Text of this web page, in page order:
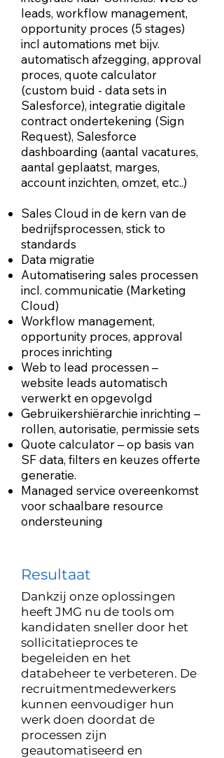
leads, workflow management,
opportunity proces (5 stages)
incl automations met bijv.
automatisch afzegging, approval
proces, quote calculator
(custom buid - data sets in
Salesforce), integratie digitale
contract ondertekening (Sign
Request), Salesforce
dashboarding (aantal vacatures,
aantal geplaatst, marges,
account inzichten, omzet, etc..)
Sales Cloud in de kern van de
bedrijfsprocessen, stick to
standards
Data migratie
Automatisering sales processen
incl. communicatie (Marketing
Cloud)
Workflow management,
opportunity proces, approval
proces inrichting
Web to lead processen –
website leads automatisch
verwerkt en opgevolgd
Gebruikershiërarchie inrichting –
rollen, autorisatie, permissie sets
Quote calculator – op basis van
SF data, filters en keuzes offerte
generatie.
Managed service overeenkomst
voor schaalbare resource
ondersteuning
Resultaat
Dankzij onze oplossingen
heeft JMG nu de tools om
kandidaten sneller door het
sollicitatieproces te
begeleiden en het
databeheer te verbeteren. De
recruitmentmedewerkers
kunnen eenvoudiger hun
werk doen doordat de
processen zijn
geautomatiseerd en